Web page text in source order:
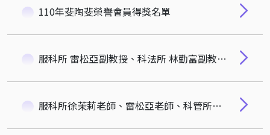
110年斐陶斐榮譽會員得獎名單
服科所 雷松亞副教授、科法所 林勤富副教授、計財系 黃德源副教授，榮獲110年厚德會傑出研究獎！
服科所徐茉莉老師、雷松亞老師、科管所劉玉雯老師、謝英哲老師、計財系邱婉茜老師，榮獲2021年科管院鼓勵投稿頂尖期刊獎勵！